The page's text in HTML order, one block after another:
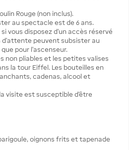
Rouge (non inclus).
au spectacle est de 6 ans.
vous disposez d’un accès réservé
peuvent subsister au
pour l’ascenseur.
non pliables et les petites valises
la tour Eiffel. Les bouteilles en
cadenas, alcool et
visite est susceptible d’être
oignons frits et tapenade